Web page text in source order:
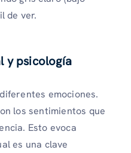
de ver.
y psicología
emociones.
los sentimientos que
Esto evoca
es una clave